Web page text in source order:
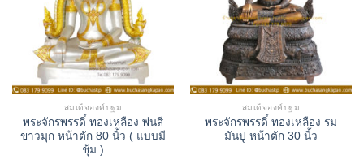
สมเด็จองค์ปฐม
พระจักรพรรดิ์ ทองเหลือง พ่นสี
ขาวมุก หน้าตัก 80 นิ้ว ( แบบมี
ชุ้ม )
สมเด็จองค์ปฐม
พระจักรพรรดิ์ ทองเหลือง รม
มันปู หน้าตัก 30 นิ้ว